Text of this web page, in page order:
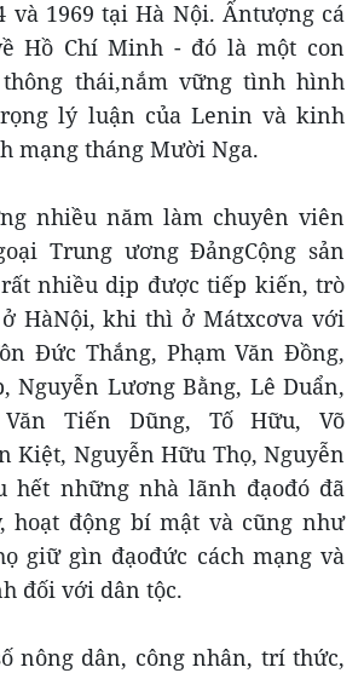
và 1969 tại Hà Nội. Ấntượng cá
Hồ Chí Minh - đó là một con
thái,nắm vững tình hình
lý luận của Lenin và kinh
mạng tháng Mười Nga.
nhiều năm làm chuyên viên
Trung ương ĐảngCộng sản
nhiều dịp được tiếp kiến, trò
HàNội, khi thì ở Mátxcơva với
Đức Thắng, Phạm Văn Đồng,
Nguyễn Lương Bằng, Lê Duẩn,
Tiến Dũng, Tố Hữu, Võ
Kiệt, Nguyễn Hữu Thọ, Nguyễn
hết những nhà lãnh đạođó đã
hoạt động bí mật và cũng như
giữ gìn đạođức cách mạng và
đối với dân tộc.
nông dân, công nhân, trí thức,